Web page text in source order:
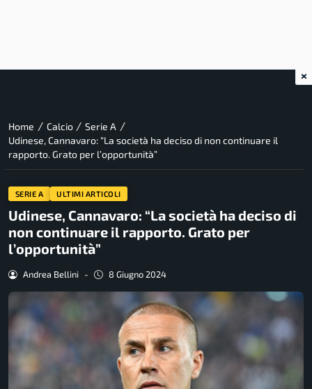
Home / Calcio / Serie A /
Udinese, Cannavaro: “La società ha deciso di non continuare il
rapporto. Grato per l’opportunità”
SERIE A ULTIMI ARTICOLI
Udinese, Cannavaro: “La società ha deciso di
non continuare il rapporto. Grato per
l’opportunità”
Andrea Bellini - 8 Giugno 2024
×